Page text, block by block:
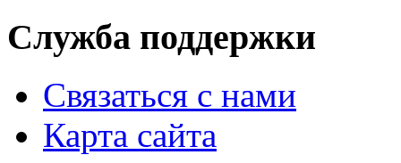
Служба поддержки
Связаться с нами
Карта сайта